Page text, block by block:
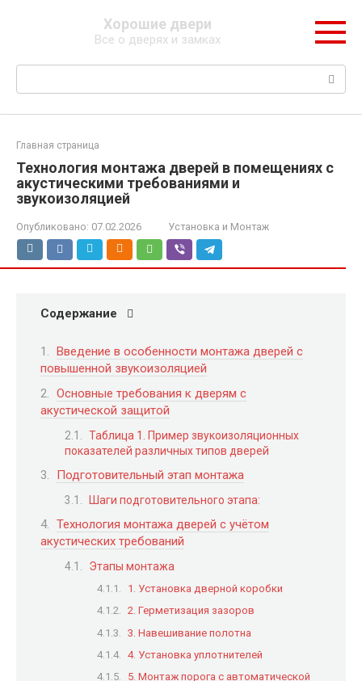
Хорошие двери
Все о дверях и замках
Поиск:
Главная страница
Технология монтажа дверей в помещениях с
акустическими требованиями и
звукоизоляцией
Опубликовано: 07.02.2026 Установка и Монтаж
Содержание
Введение в особенности монтажа дверей с
повышенной звукоизоляцией
Основные требования к дверям с
акустической защитой
Таблица 1. Пример звукоизоляционных
показателей различных типов дверей
Подготовительный этап монтажа
Шаги подготовительного этапа:
Технология монтажа дверей с учётом
акустических требований
Этапы монтажа
1. Установка дверной коробки
2. Герметизация зазоров
3. Навешивание полотна
4. Установка уплотнителей
5. Монтаж порога с автоматической